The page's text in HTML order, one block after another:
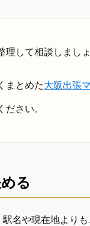
して相談しましょ
まとめた大阪出張
ださい。
る
名や現在地より